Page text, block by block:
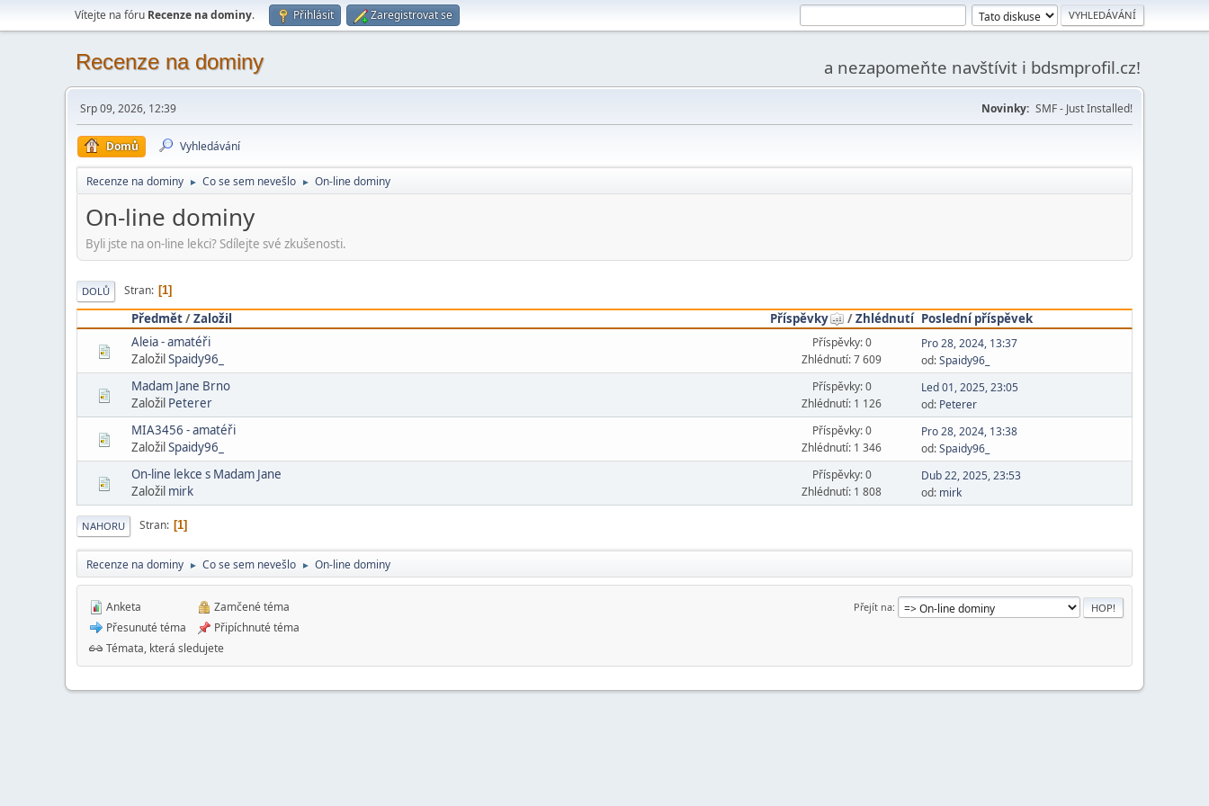
Vítejte na fóru Recenze na dominy. Přihlásit Zaregistrovat se
Recenze na dominy a nezapomeňte navštívit i bdsmprofil.cz!
Srp 09, 2026, 12:39 Novinky: SMF - Just Installed!
Domů Vyhledávání
Recenze na dominy ► Co se sem nevešlo ► On-line dominy
On-line dominy
Byli jste na on-line lekci? Sdílejte své zkušenosti.
DOLŮ Stran 1
Předmět/Založil Příspěvky /Zhlédnutí Poslední příspěvek
Aleia - amatéři
ZaložilSpaidy96_
Příspěvky: 0
Zhlédnutí: 7 609
Pro 28, 2024, 13:37
od:Spaidy96_
Madam Jane Brno
Založil Peterer
Příspěvky: 0
Zhlédnutí: 1 126
Led 01, 2025, 23:05
od: Peterer
MIA3456 - amatéři
ZaložilSpaidy96_
Příspěvky: 0
Zhlédnutí: 1 346
Pro 28, 2024, 13:38
od:Spaidy96_
On-line lekce s Madam Jane
Založil mirk
Příspěvky: 0
Zhlédnutí: 1 808
Dub 22, 2025, 23:53
od: mirk
NAHORU Stran 1
Recenze na dominy ► Co se sem nevešlo ► On-line dominy
Přejít na
Anketa
Přesunuté téma
Zamčené téma
Připíchnuté téma
Témata, která sledujete